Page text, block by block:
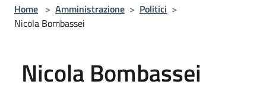
Home > Amministrazione > Politici >
Nicola Bombassei
Nicola Bombassei